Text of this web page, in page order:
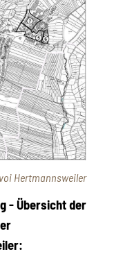
Hertmannsweiler
- Übersicht der